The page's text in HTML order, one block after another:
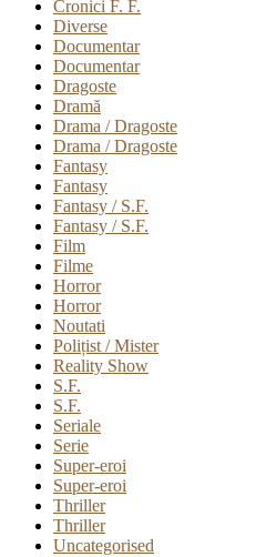
Cronici F. F.
Diverse
Documentar
Documentar
Dragoste
Dramă
Drama / Dragoste
Drama / Dragoste
Fantasy
Fantasy
Fantasy / S.F.
Fantasy / S.F.
Film
Filme
Horror
Horror
Noutati
Polițist / Mister
Reality Show
S.F.
S.F.
Seriale
Serie
Super-eroi
Super-eroi
Thriller
Thriller
Uncategorised